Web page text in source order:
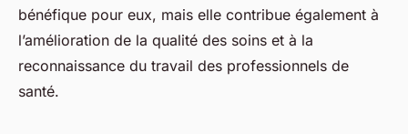
bénéfique pour eux, mais elle contribue également à
l’amélioration de la qualité des soins et à la
reconnaissance du travail des professionnels de
santé.